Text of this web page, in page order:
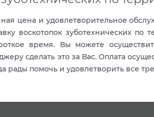
цена и удовлетворительное
воскотопок зуботехнических
время. Вы можете
сделать это за Вас. Оплата
рады помочь и удовлетворить все